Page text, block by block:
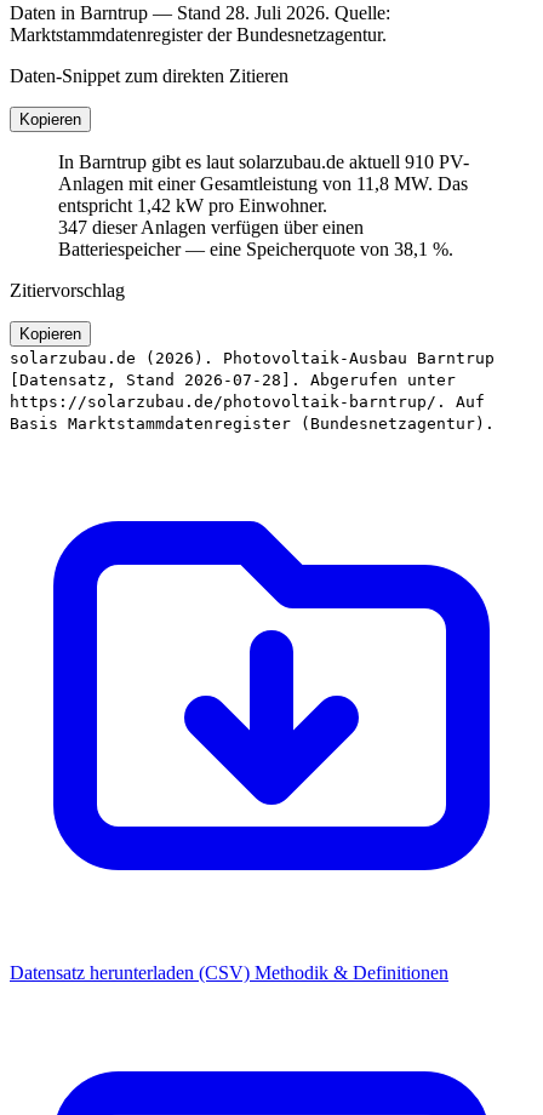
Daten in Barntrup — Stand 28. Juli 2026. Quelle:
Marktstammdatenregister der Bundesnetzagentur.
Daten-Snippet zum direkten Zitieren
Kopieren
In Barntrup gibt es laut solarzubau.de aktuell 910 PV-
Anlagen mit einer Gesamtleistung von 11,8 MW. Das
entspricht 1,42 kW pro Einwohner.
347 dieser Anlagen verfügen über einen
Batteriespeicher — eine Speicherquote von 38,1 %.
Zitiervorschlag
Kopieren
solarzubau.de (2026). Photovoltaik-Ausbau Barntrup
[Datensatz, Stand 2026-07-28]. Abgerufen unter
https://solarzubau.de/photovoltaik-barntrup/. Auf
Basis Marktstammdatenregister (Bundesnetzagentur).
Datensatz herunterladen (CSV) Methodik & Definitionen